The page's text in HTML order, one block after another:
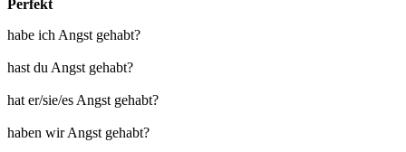
Perfekt
habe ich Angst gehabt?
hast du Angst gehabt?
hat er/sie/es Angst gehabt?
haben wir Angst gehabt?